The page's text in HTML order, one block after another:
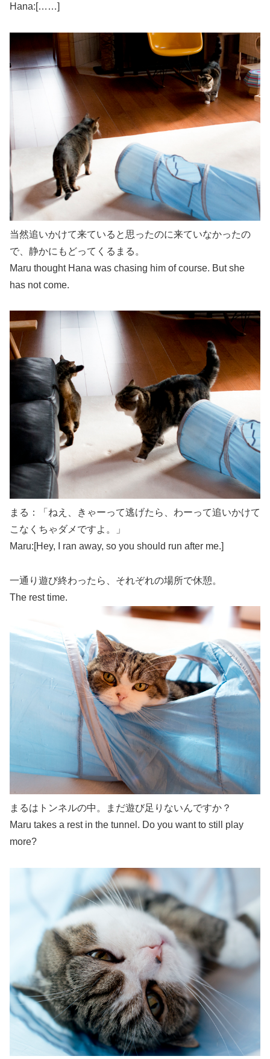
Hana:[……]
当然追いかけて来ていると思ったのに来ていなかったの
で、静かにもどってくるまる。
Maru thought Hana was chasing him of course. But she
has not come.
まる：「ねえ、きゃーって逃げたら、わーって追いかけて
こなくちゃダメですよ。」
Maru:[Hey, I ran away, so you should run after me.]
一通り遊び終わったら、それぞれの場所で休憩。
The rest time.
まるはトンネルの中。まだ遊び足りないんですか？
Maru takes a rest in the tunnel. Do you want to still play
more?